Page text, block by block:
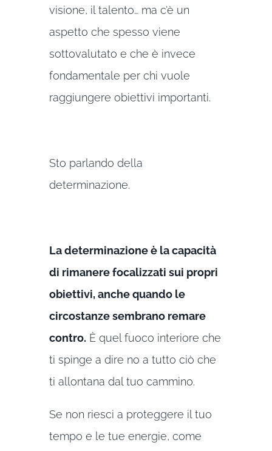
visione, il talento… ma c’è un
aspetto che spesso viene
sottovalutato e che è invece
fondamentale per chi vuole
raggiungere obiettivi importanti.
Sto parlando della
determinazione.
La determinazione è la capacità
di rimanere focalizzati sui propri
obiettivi, anche quando le
circostanze sembrano remare
contro. È quel fuoco interiore che
ti spinge a dire no a tutto ciò che
ti allontana dal tuo cammino.
Se non riesci a proteggere il tuo
tempo e le tue energie, come